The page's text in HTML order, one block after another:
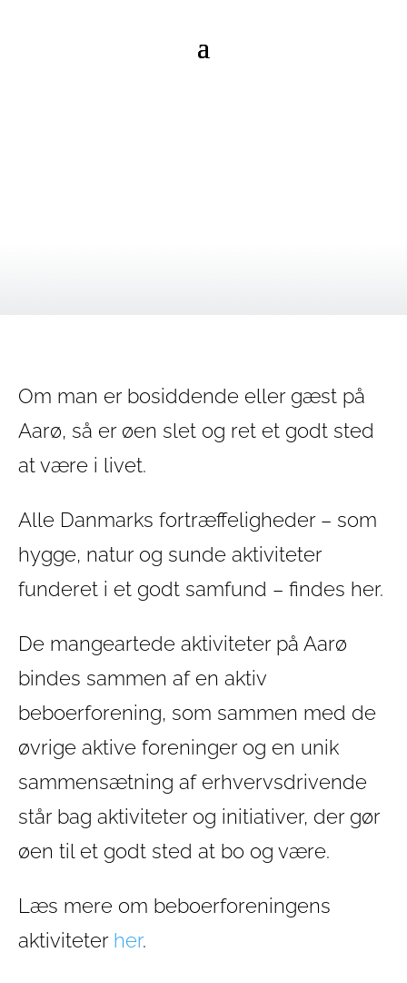
Om man er bosiddende eller gæst på
Aarø, så er øen slet og ret et godt sted
at være i livet.
Alle Danmarks fortræffeligheder – som
hygge, natur og sunde aktiviteter
funderet i et godt samfund – findes her.
De mangeartede aktiviteter på Aarø
bindes sammen af en aktiv
beboerforening, som sammen med de
øvrige aktive foreninger og en unik
sammensætning af erhvervsdrivende
står bag aktiviteter og initiativer, der gør
øen til et godt sted at bo og være.
Læs mere om beboerforeningens
aktiviteter her.